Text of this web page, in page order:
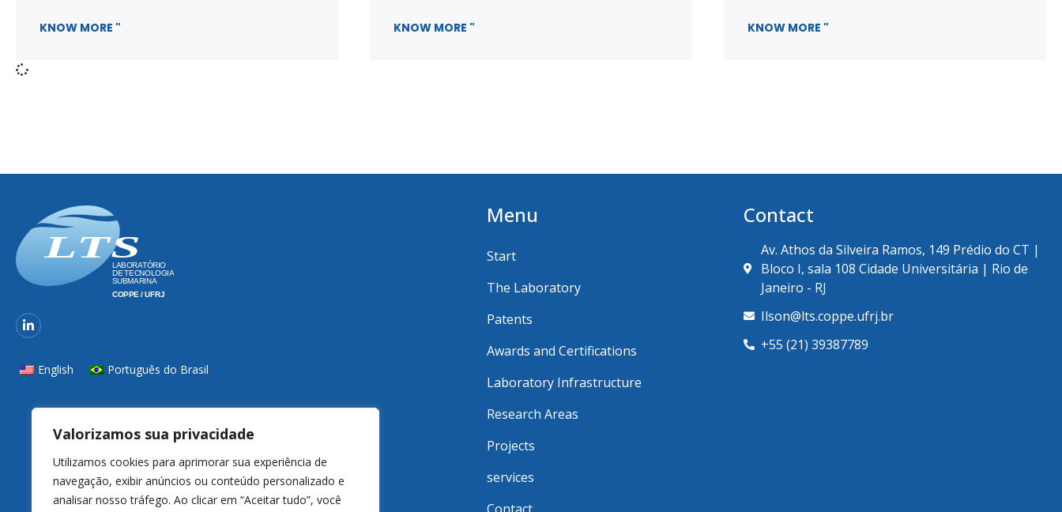
Valorizamos sua privacidade
Utilizamos cookies para aprimorar sua experiência de
navegação, exibir anúncios ou conteúdo personalizado e
analisar nosso tráfego. Ao clicar em “Aceitar tudo”, você
KNOW MORE " KNOW MORE " KNOW MORE "
English Português do Brasil
Menu
Start
The Laboratory
Patents
Awards and Certifications
Laboratory Infrastructure
Research Areas
Projects
services
Contact
Av. Athos da Silveira Ramos, 149 Prédio do CT |
Bloco I, sala 108 Cidade Universitária | Rio de
Janeiro - RJ
Ilson@lts.coppe.ufrj.br
+55 (21) 39387789